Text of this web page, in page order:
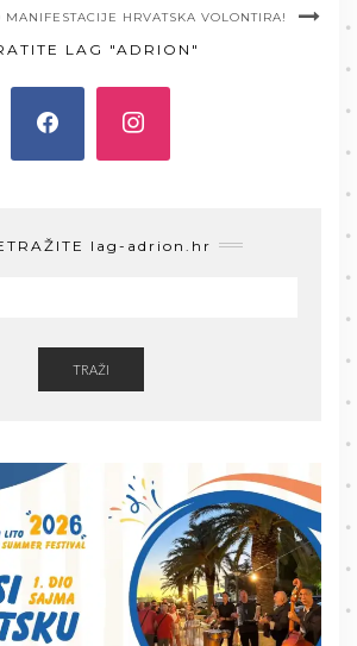
HRVATSKA VOLONTIRA!
LAG "ADRION"
lag-adrion.hr
TRAŽI